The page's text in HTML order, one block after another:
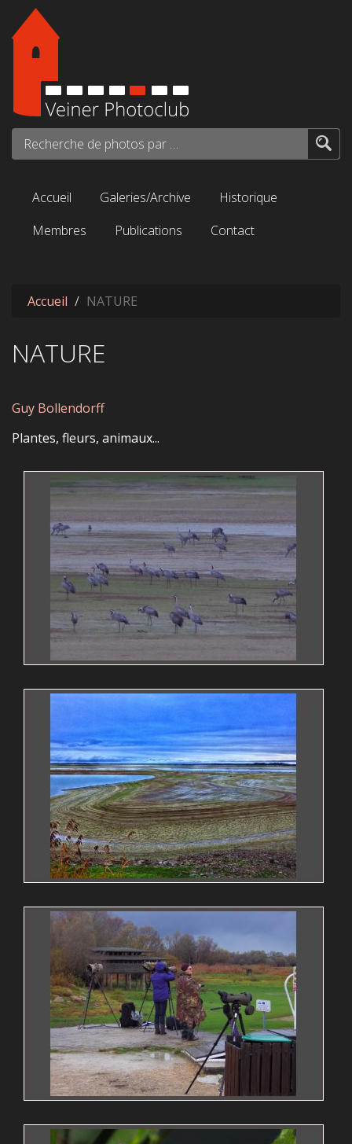
Aller au contenu principal
Recherche de photos par mots-clés...
Accueil Galeries/Archive
Historique
Membres
Publications Contact
Accueil NATURE
NATURE
Guy Bollendorff
Plantes, fleurs, animaux...